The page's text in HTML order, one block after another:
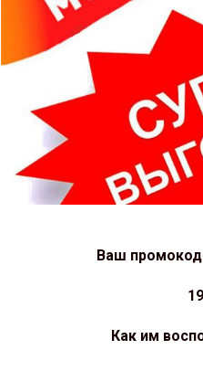
Ваш промокод
Как им